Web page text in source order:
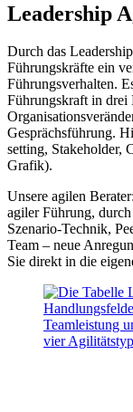
Leadership
Durch das
Führungskräfte ein
Führungsverhalten.
Führungskraft in drei
Gesprächsführung.
setting, Stakeholder,
Grafik).
Unsere agilen
agiler Führung,
Szenario-Technik,
Team – neue
Sie direkt in die